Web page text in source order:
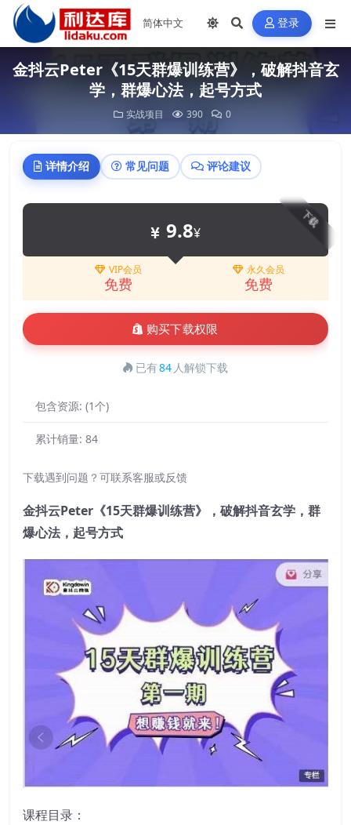
登录
金抖云Peter《15天群爆训练营》，破解抖音玄
学，群爆心法，起号方式
实战项目 390 0
详情介绍 常见问题 评论建议
下载
9.8¥
VIP会员
免费
永久会员
免费
购买下载权限
已有84 人解锁下载
包含资源: (1个)
累计销量: 84
下载遇到问题？可联系客服或反馈
金抖云Peter《15天群爆训练营》，破解抖音玄学，群
爆心法，起号方式
课程目录：